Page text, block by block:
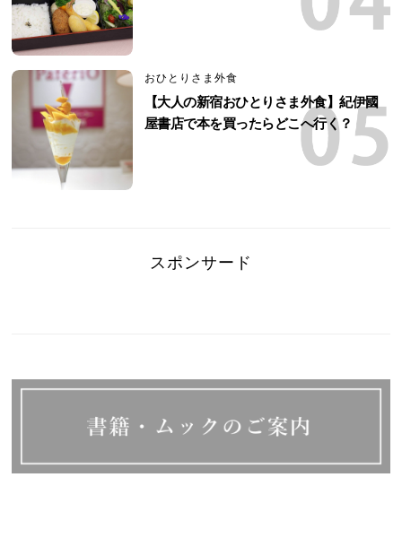
おひとりさま外食
【大人の新宿おひとりさま外食】紀伊國
屋書店で本を買ったらどこへ行く？
スポンサード